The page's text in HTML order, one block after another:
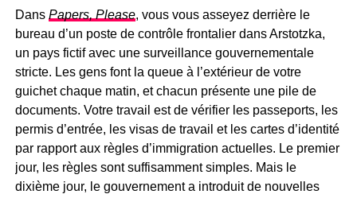
Dans Papers, Please, vous vous asseyez derrière le
bureau d’un poste de contrôle frontalier dans Arstotzka,
un pays fictif avec une surveillance gouvernementale
stricte. Les gens font la queue à l’extérieur de votre
guichet chaque matin, et chacun présente une pile de
documents. Votre travail est de vérifier les passeports, les
permis d’entrée, les visas de travail et les cartes d’identité
par rapport aux règles d’immigration actuelles. Le premier
jour, les règles sont suffisamment simples. Mais le
dixième jour, le gouvernement a introduit de nouvelles